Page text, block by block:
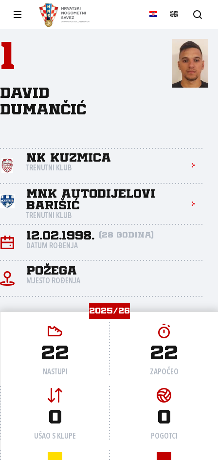
1
David
Dumančić
NK Kuzmica
TRENUTNI KLUB
MNK Autodijelovi
Barišić
TRENUTNI KLUB
12.02.1998. (28 godina)
DATUM ROĐENJA
Požega
MJESTO ROĐENJA
2025/26
22
NASTUPI
22
ZAPOČEO
0
UŠAO S KLUPE
0
POGOTCI